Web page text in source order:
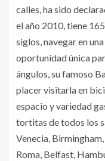
calles, ha sido
el año 2010, tiene
siglos, navegar en
oportunidad única
ángulos, su famoso
placer visitarla en
espacio y variedad
tortitas de todos los
Venecia,
Roma, Belfast,